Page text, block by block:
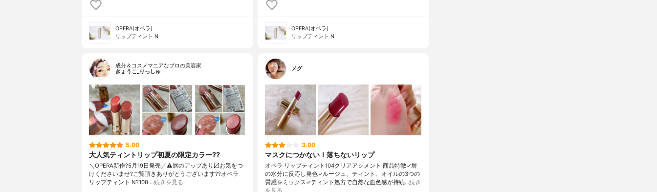
OPERA(オペラ)
リップティント N
OPERA(オペラ)
リップティント N
成分＆コスメマニアなプロの美容家
きょうこ_りっしゅ
5.00
大人気ティントリップ初夏の限定カラー??
＼OPERA新作?5月19日発売／ ⚠️唇のアップあり〼 お気をつ
けくださいませ? ご覧頂きありがとうございます? ?オペラ
リップティント N ?108 …続きを見る
メグ
3.00
マスクにつかない！落ちないリップ
オペラ リップティント104クリアアシメント 商品特徴✓唇
の水分に反応し発色✓ルージュ、ティント、オイルの3つの
質感をミックス✓ティント処方で自然な血色感が持続…続き
を見る